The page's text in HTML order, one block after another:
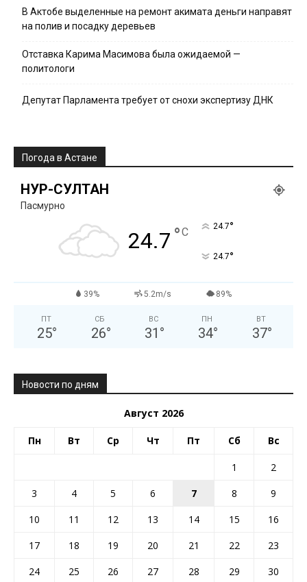
В Актобе выделенные на ремонт акимата деньги направят
на полив и посадку деревьев
Отставка Карима Масимова была ожидаемой —
политологи
Депутат Парламента требует от снохи экспертизу ДНК
Погода в Астане
НУР-СУЛТАН
Пасмурно
24.7 °C 24.7°
24.7°
39% 5.2m/s 89%
ПТ
25°
СБ
26°
ВС
31 °
ПН
34°
ВТ
37°
Новости по дням
Август 2026
Пн Вт Ср Чт Пт Сб Вс
1
2
3
4 5 6 7 8
9
10
11 12 13 14 15
16
17
18 19 20 21 22
23
24
25 26 27 28 29
30